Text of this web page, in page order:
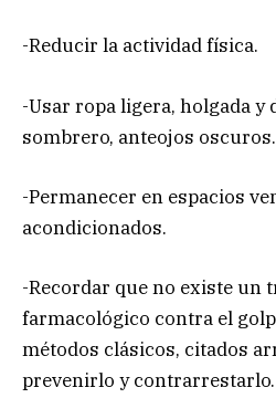
-Reducir la actividad física.
-Usar ropa ligera, holgada y
sombrero, anteojos oscuros.
-Permanecer en espacios
acondicionados.
-Recordar que no existe un
farmacológico contra el
métodos clásicos, citados
prevenirlo y contrarrestarlo.